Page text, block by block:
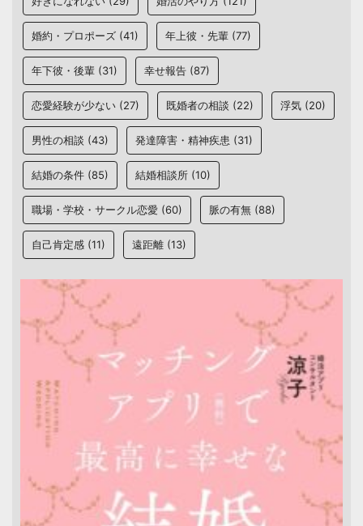
婚約・プロポーズ (41) 年上彼・先輩 (77)
年下彼・後輩 (31) 幸せ報告 (87)
恋愛経験が少ない (27) 既婚者の相談 (22) 浮気 (20)
男性の相談 (43) 発達障害・精神疾患 (31)
結婚の条件 (85) 結婚相談所 (10)
職場・学校・サークル恋愛 (60) 脈の有無 (88)
自己肯定感 (11) 遠距離 (13)